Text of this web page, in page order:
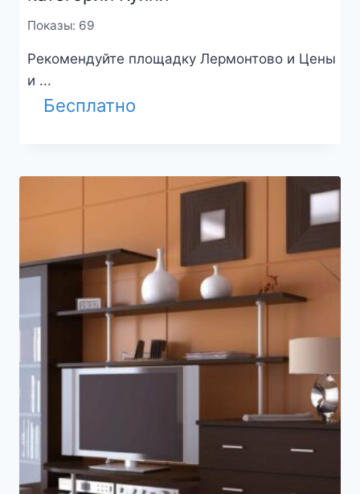
Показы: 69
Рекомендуйте площадку Лермонтово и Цены
и ...
Бесплатно